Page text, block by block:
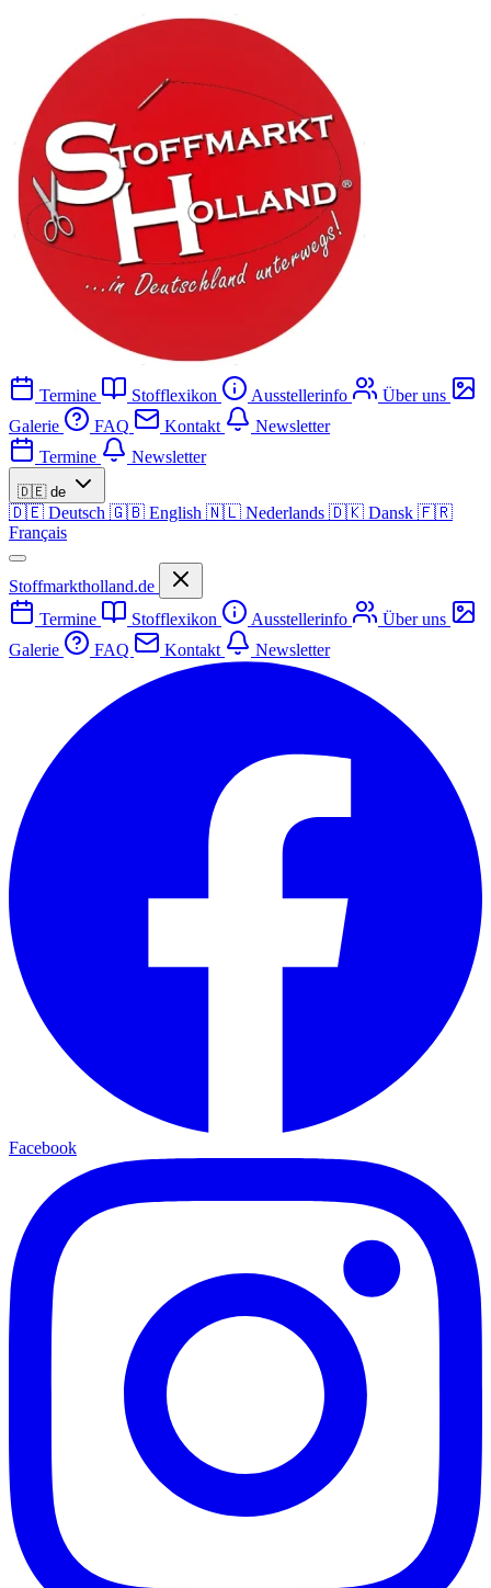
Termine Stofflexikon Ausstellerinfo
Über uns
Galerie
FAQ Kontakt
Newsletter
Termine
Newsletter
🇩🇪 de
🇩🇪 Deutsch 🇬🇧 English 🇳🇱 Nederlands 🇩🇰 Dansk 🇫🇷
Français
Stoffmarktholland.de
Termine
Stofflexikon Ausstellerinfo
Über uns
Galerie
FAQ Kontakt Newsletter
Facebook